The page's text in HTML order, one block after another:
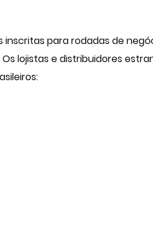
inscritas para rodadas de
lojistas e distribuidores